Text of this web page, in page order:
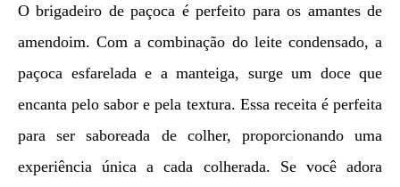
O brigadeiro de paçoca é perfeito para os amantes de
amendoim. Com a combinação do leite condensado, a
paçoca esfarelada e a manteiga, surge um doce que
encanta pelo sabor e pela textura. Essa receita é perfeita
para ser saboreada de colher, proporcionando uma
experiência única a cada colherada. Se você adora